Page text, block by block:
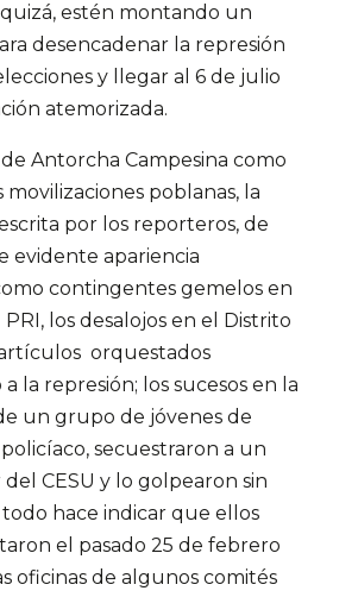
estén montando un
desencadenar la represión
y llegar al 6 de julio
atemorizada.
Antorcha Campesina como
movilizaciones poblanas, la
por los reporteros, de
evidente apariencia
contingentes gemelos en
PRI, los desalojos en el Distrito
orquestados
la represión; los sucesos en la
un grupo de jóvenes de
secuestraron a un
CESU y lo golpearon sin
hace indicar que ellos
el pasado 25 de febrero
oficinas de algunos comités